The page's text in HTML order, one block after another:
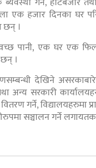
एक हजार दिनका घर
छन् ।
पानी, एक घर एक
।
देखिने
अन्य सरकारी
गर्ने, विद्यालयहरुमा
सञ्चालन गर्ने